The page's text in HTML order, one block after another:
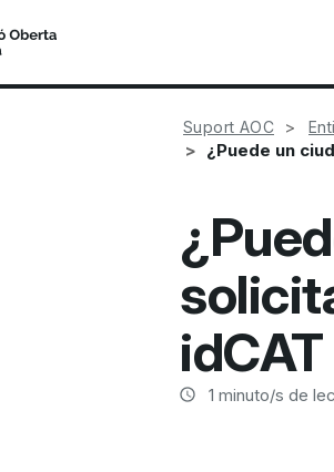
Suport AOC
¿Puede un
1 minuto/s de